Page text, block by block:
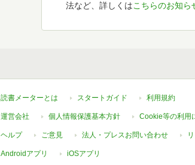
法など、詳しくはこちらのお知ら
読書メーターとは スタートガイド 利用規約
運営会社 個人情報保護基本方針 Cookie等の利用
ヘルプ ご意見 法人・プレスお問い合わせ
Androidアプリ iOSアプリ